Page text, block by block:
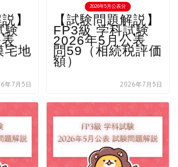
】
験
宅地
年7月5日
2026年5月公表分
【試験問題解説】
FP3級 学科試験
2026年5月公表
問59（相続税評価
額）
2026年7月5日